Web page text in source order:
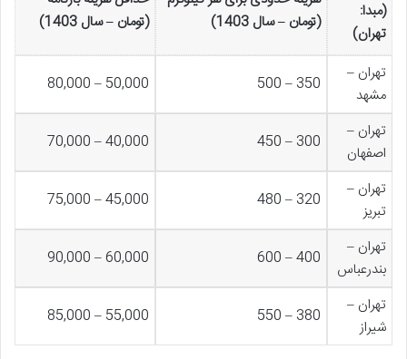
(مبدا:
تهران)
(تومان – سال 1403)
(تومان – سال 1403)
تهران –
مشهد
350 – 500
50,000 – 80,000
تهران –
اصفهان
300 – 450
40,000 – 70,000
تهران –
تبریز
320 – 480
45,000 – 75,000
تهران –
بندرعباس
400 – 600
60,000 – 90,000
تهران –
شیراز
380 – 550
55,000 – 85,000